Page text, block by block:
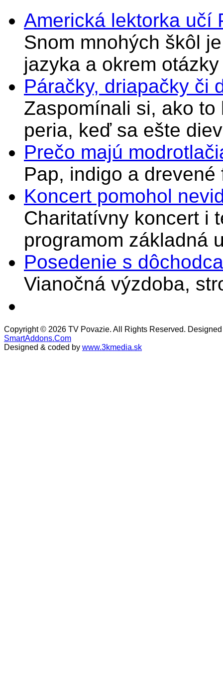
Americká lektorka učí
Snom mnohých škôl
jazyka a okrem
Páračky, driapačky či
Zaspomínali si, ako
peria, keď sa ešte
Prečo majú
Pap, indigo a drevené
Koncert pomohol
Charitatívny koncert i
programom základná
Posedenie s
Vianočná výzdoba,
Copyright © 2026 TV Povazie. All Rights Reserved.
SmartAddons.Com
Designed & coded by www.3kmedia.sk